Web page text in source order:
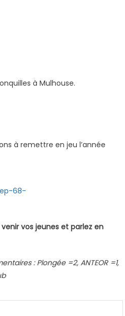
à Mulhouse.
à remettre en jeu l’année
68-
vos jeunes et parlez en
: Plongée =2, ANTEOR =1,